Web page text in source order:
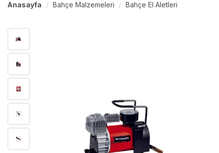
Anasayfa Bahçe Malzemeleri Bahçe El Aletleri